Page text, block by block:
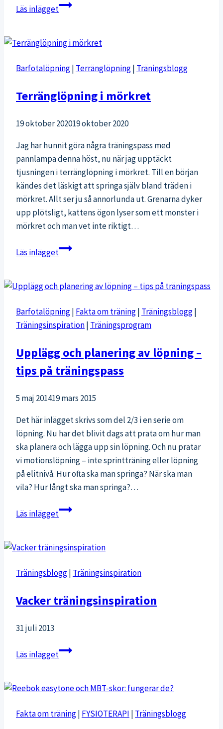
Läs inläggetMed
närmaste
Barfotalöpning| Terränglöpning| Träningsblogg
Terränglöpning i mörkret
19 oktober 202019 oktober 2020
Jag har hunnit göra några träningspass med
pannlampa denna höst, nu när jag upptäckt
tjusningen i terränglöpning i mörkret. Till en början
kändes det läskigt att springa själv bland träden i
mörkret. Allt ser ju så annorlunda ut. Grenarna dyker
upp plötsligt, kattens ögon lyser som ett monster i
mörkret och man vet inte riktigt…
Läs inläggetTerränglöpning
Barfotalöpning| Fakta om träning| Träningsblogg|
Träningsinspiration| Träningsprogram
Upplägg och planering av löpning –
tips på träningspass
5 maj 201419 mars 2015
Det här inlägget skrivs som del 2/3 i en serie om
löpning. Nu har det blivit dags att prata om hur man
ska planera och lägga upp sin löpning. Och nu pratar
vi motionslöpning – inte sprintträning eller löpning
på elitnivå. Hur ofta ska man springa? När ska man
vila? Hur långt ska man springa?…
Läs inläggetUpplägg
av
–
på
Träningsblogg| Träningsinspiration
Vacker träningsinspiration
31 juli 2013
Läs inläggetVacker
Fakta om träning| FYSIOTERAPI | Träningsblogg